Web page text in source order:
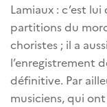
Lamiaux : c’est
partitions du
choristes ; il a
l’enregistrement
définitive. Par
musiciens, qui